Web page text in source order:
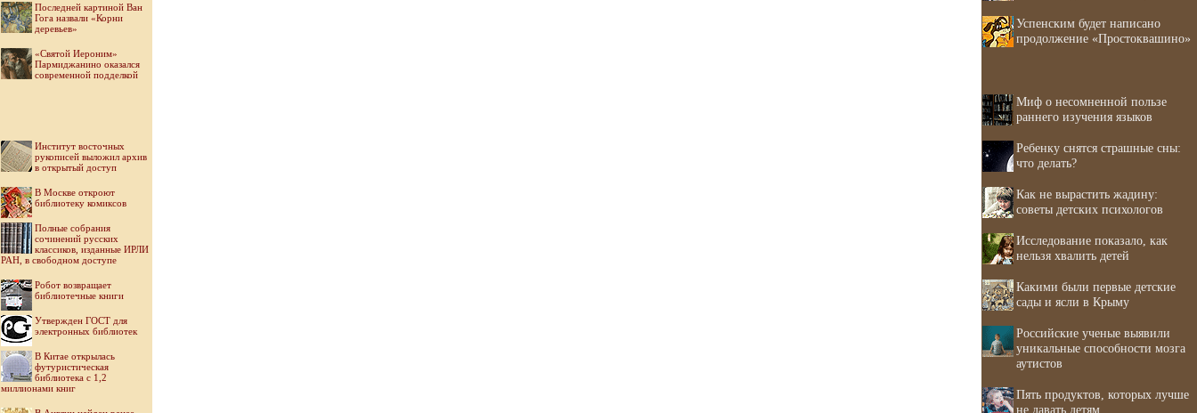
Последней картиной Ван
Гога назвали «Корни
деревьев»
«Святой Иероним»
Пармиджанино оказался
современной подделкой
Институт восточных
рукописей выложил архив
в открытый доступ
В Москве откроют
библиотеку комиксов
Полные собрания
сочинений русских
классиков, изданные ИРЛИ
РАН, в свободном доступе
Робот возвращает
библиотечные книги
Утвержден ГОСТ для
электронных библиотек
В Китае открылась
футуристическая
библиотека с 1,2
миллионами книг
Успенским будет написано
продолжение «Простоквашино»
Миф о несомненной пользе
раннего изучения языков
Ребенку снятся страшные сны:
что делать?
Как не вырастить жадину:
советы детских психологов
Исследование показало, как
нельзя хвалить детей
Какими были первые детские
сады и ясли в Крыму
Российские ученые выявили
уникальные способности мозга
аутистов
Пять продуктов, которых лучше
не давать детям